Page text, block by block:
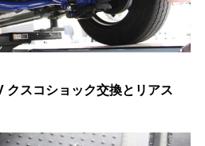
クスコショック交換とリアス